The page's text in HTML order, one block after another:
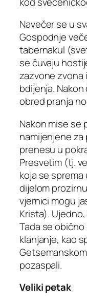
Navečer se u
Gospodnje
tabernakul
se čuvaju
zazvone zvona
bdijenja.
obred pranja
Nakon mise se
namijenjene za
prenesu u
Presvetim (tj.
koja se
dijelom
vjernici mogu
Krista).
Tada se
klanjanje, kao
pozaspali.
Veliki petak